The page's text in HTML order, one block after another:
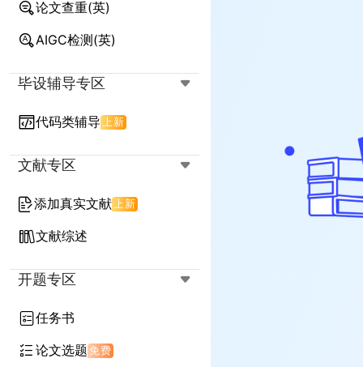
降AIGC率(英)
降查重率+AIGC率(英)
论文查重(英)
AIGC检测(英)
毕设辅导专区
代码类辅导 上新
文献专区
添加真实文献 上新
文献综述
开题专区
任务书
论文选题 免费